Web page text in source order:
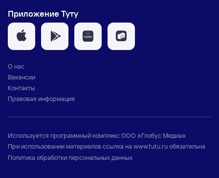
Приложение Туту
О нас
Вакансии
Контакты
Правовая информация
Используется программный комплексООО «Глобус Медиа»
При использовании материалов ссылка на www.tutu.ruобязательна
Политика обработки персональных данных